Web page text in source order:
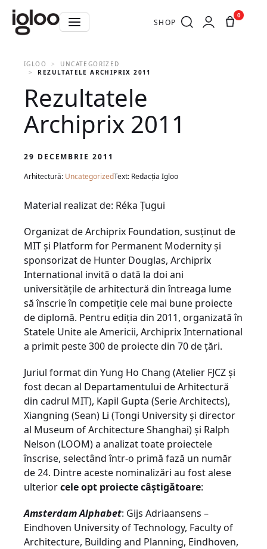
SHOP
0
IGLOO
UNCATEGORIZED
REZULTATELE ARCHIPRIX 2011
Rezultatele
Archiprix 2011
29 DECEMBRIE 2011
Arhitectură: UncategorizedText: Redacția Igloo
Material realizat de: Réka Ţugui
Organizat de Archiprix Foundation, susţinut de
MIT şi Platform for Permanent Modernity şi
sponsorizat de Hunter Douglas, Archiprix
International invită o dată la doi ani
universităţile de arhitectură din întreaga lume
să înscrie în competiţie cele mai bune proiecte
de diplomă. Pentru ediţia din 2011, organizată în
Statele Unite ale Americii, Archiprix International
a primit peste 300 de proiecte din 70 de ţări.
Juriul format din Yung Ho Chang (Atelier FJCZ şi
fost decan al Departamentului de Arhitectură
din cadrul MIT), Kapil Gupta (Serie Architects),
Xiangning (Sean) Li (Tongi University şi director
al Museum of Architecture Shanghai) şi Ralph
Nelson (LOOM) a analizat toate proiectele
înscrise, selectând într-o primă fază un număr
de 24. Dintre aceste nominalizări au fost alese
ulteriorcele opt proiecte câştigătoare:
Amsterdam Alphabet: Gijs Adriaansens –
Eindhoven University of Technology, Faculty of
Architecture, Building and Planning, Eindhoven,